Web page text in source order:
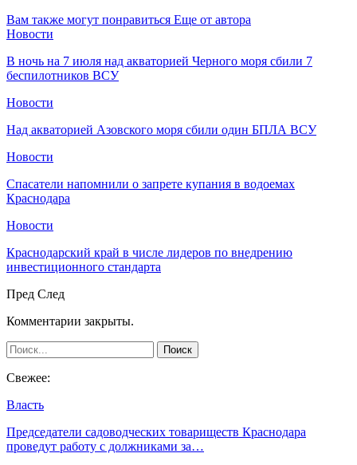
Вам также могут понравиться Еще от автора
Новости
В ночь на 7 июля над акваторией Черного моря сбили 7
беспилотников ВСУ
Новости
Над акваторией Азовского моря сбили один БПЛА ВСУ
Новости
Спасатели напомнили о запрете купания в водоемах
Краснодара
Новости
Краснодарский край в числе лидеров по внедрению
инвестиционного стандарта
Пред След
Комментарии закрыты.
Свежее:
Власть
Председатели садоводческих товариществ Краснодара
проведут работу с должниками за…